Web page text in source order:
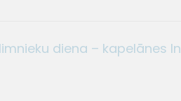
diena – kapelānes